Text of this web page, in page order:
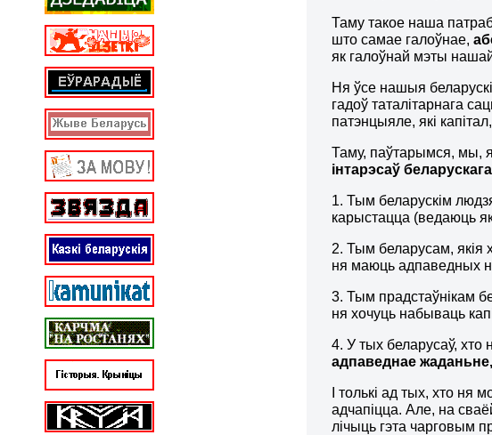
Таму такое наша
што самае галоўнае,
як галоўнай мэты
Ня ўсе нашыя
гадоў таталітарнага
патэнцыяле, які
Таму, паўтарымся, мы,
інтарэсаў
1. Тым беларускім
карыстацца (ведаюць
2. Тым беларусам, якія
ня маюць адпаведных
3. Тым прадстаўнікам
ня хочуць набываць
4. У тых беларусаў,
адпаведнае
І толькі ад тых, хто
адчапіцца. Але, на
лічыць гэта чарговым